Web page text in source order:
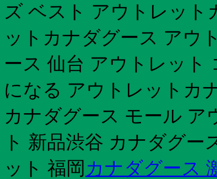
ズ ベスト アウトレッ
ットカナダグース アウ
ース 仙台 アウトレット
になる アウトレットカ
カナダグース モール
ト 新品渋谷 カナダグ
ット 福岡 カナダグース